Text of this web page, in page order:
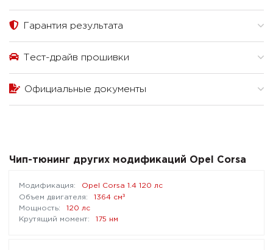
Гарантия результата
Тест-драйв прошивки
Официальные документы
Чип-тюнинг других модификаций Opel Corsa
Opel Corsa 1.4 120 лс
1364 см³
120 лс
175 нм